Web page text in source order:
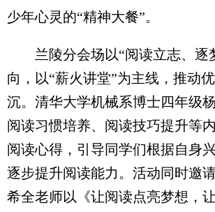
少年心灵的“精神大餐”。
兰陵分会场以“阅读立志、逐
向，以“薪火讲堂”为主线，推动
沉。清华大学机械系博士四年级
阅读习惯培养、阅读技巧提升等
阅读心得，引导同学们根据自身
逐步提升阅读能力。活动同时邀
希全老师以《让阅读点亮梦想，